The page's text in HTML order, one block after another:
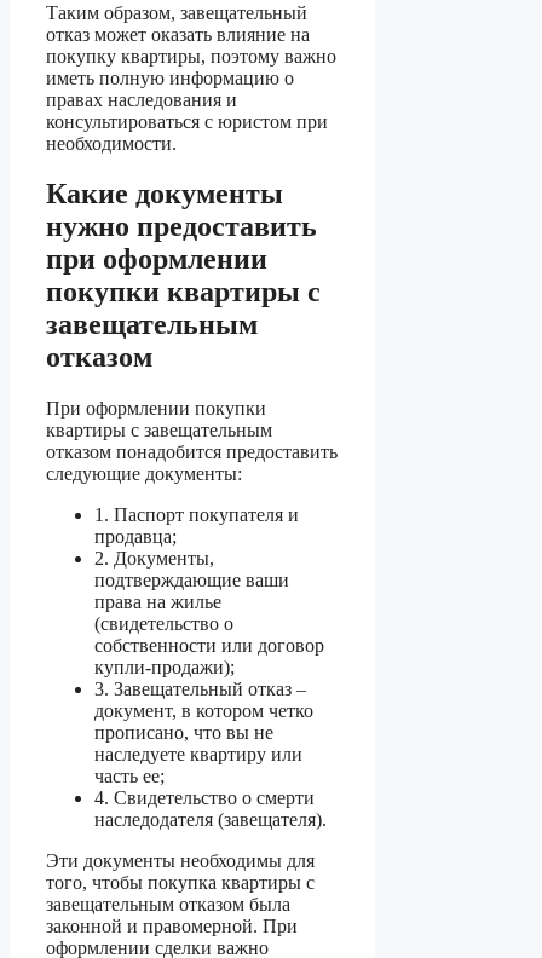
Таким образом, завещательный
отказ может оказать влияние на
покупку квартиры, поэтому важно
иметь полную информацию о
правах наследования и
консультироваться с юристом при
необходимости.
Какие документы
нужно предоставить
при оформлении
покупки квартиры с
завещательным
отказом
При оформлении покупки
квартиры с завещательным
отказом понадобится предоставить
следующие документы:
1. Паспорт покупателя и
продавца;
2. Документы,
подтверждающие ваши
права на жилье
(свидетельство о
собственности или договор
купли-продажи);
3. Завещательный отказ –
документ, в котором четко
прописано, что вы не
наследуете квартиру или
часть ее;
4. Свидетельство о смерти
наследодателя (завещателя).
Эти документы необходимы для
того, чтобы покупка квартиры с
завещательным отказом была
законной и правомерной. При
оформлении сделки важно